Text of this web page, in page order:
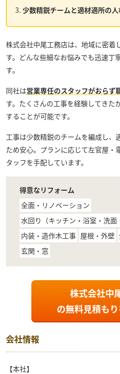
少数精鋭チームと適材適所の
株式会社中尾工務店は、地域に密着
す。どんな些細なお悩みでも迅速丁
す。
同社は営業専任のスタッフがおらず
す。たくさんの工事を経験してきた
することが可能です。
工事は少数精鋭のチームを編成し、
ため安心。プランに応じて左官屋・
タッフを手配しています。
得意なリフォーム
全面・リノベーション
水回り（キッチン・浴室・洗面
内装・造作木工事 屋根・外壁
玄関・窓
株式会社中
の無料見積もり
会社情報
【本社】